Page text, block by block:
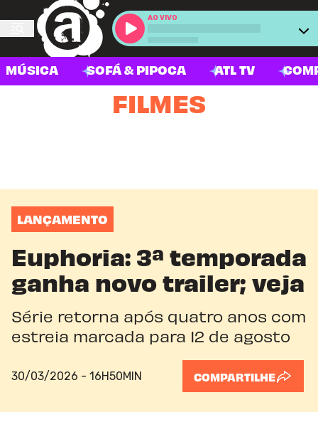
AO VIVO
MÚSICA SOFÁ & PIPOCA ATL TV
FILMES
LANÇAMENTO
Euphoria: 3ª temporada
ganha novo trailer; veja
Série retorna após quatro anos com
estreia marcada para 12 de agosto
30/03/2026 - 16H50MIN COMPARTILHE